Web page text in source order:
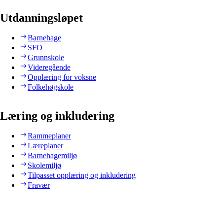
Utdanningsløpet
Barnehage
SFO
Grunnskole
Videregående
Opplæring for voksne
Folkehøgskole
Læring og inkludering
Rammeplaner
Læreplaner
Barnehagemiljø
Skolemiljø
Tilpasset opplæring og inkludering
Fravær